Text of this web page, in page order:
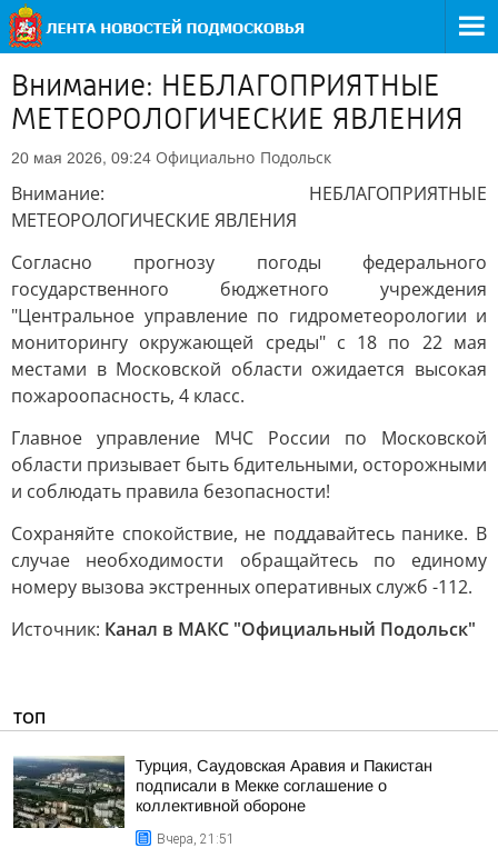
Внимание: НЕБЛАГОПРИЯТНЫЕ
МЕТЕОРОЛОГИЧЕСКИЕ ЯВЛЕНИЯ
20 мая 2026, 09:24 Официально Подольск
Внимание: НЕБЛАГОПРИЯТНЫЕ
МЕТЕОРОЛОГИЧЕСКИЕ ЯВЛЕНИЯ
Согласно прогнозу погоды федерального
государственного бюджетного учреждения
"Центральное управление по гидрометеорологии и
мониторингу окружающей среды" с 18 по 22 мая
местами в Московской области ожидается высокая
пожароопасность, 4 класс.
Главное управление МЧС России по Московской
области призывает быть бдительными, осторожными
и соблюдать правила безопасности!
Сохраняйте спокойствие, не поддавайтесь панике. В
случае необходимости обращайтесь по единому
номеру вызова экстренных оперативных служб -112.
Источник: Канал в МАКС "Официальный Подольск"
ТОП
Турция, Саудовская Аравия и Пакистан
подписали в Мекке соглашение о
коллективной обороне
Вчера, 21:51